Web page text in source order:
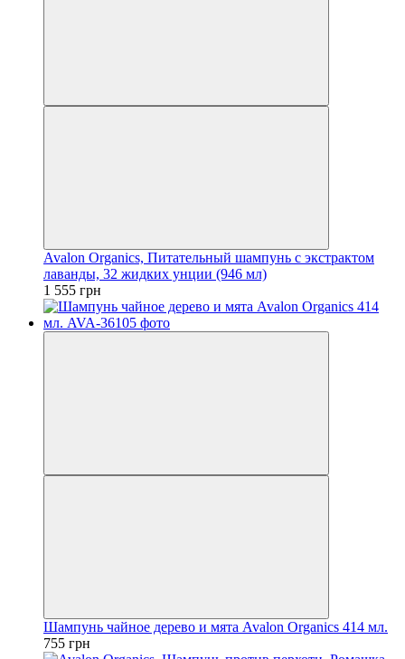
Avalon Organics, Питательный шампунь с экстрактом
лаванды, 32 жидких унции (946 мл)
1 555 грн
Шампунь чайное дерево и мята Avalon Organics 414 мл.
755 грн